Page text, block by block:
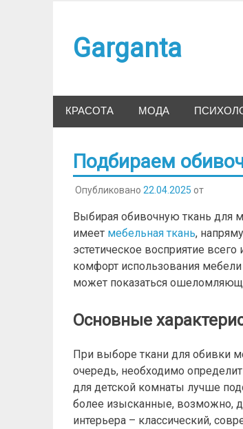
Garganta
КРАСОТА МОДА
Подбираем
Опубликовано 22.04.2025 от
Выбирая обивочную ткань для
имеет мебельная ткань,
эстетическое восприятие
комфорт использования
может показаться
Основные
При выборе ткани для обивки
очередь, необходимо
для детской комнаты лучше
более изысканные, возможно,
интерьера – классический,